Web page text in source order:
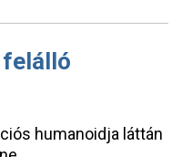
humanoidja láttán